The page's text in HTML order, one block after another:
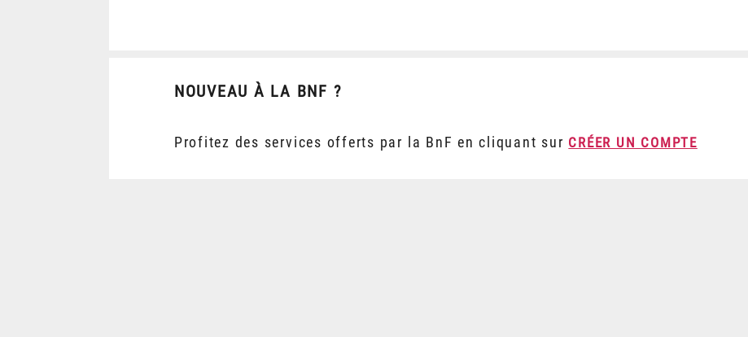
NOUVEAU À LA BNF ?
Profitez des services offerts par la BnF en cliquant sur CRÉER UN COMPTE